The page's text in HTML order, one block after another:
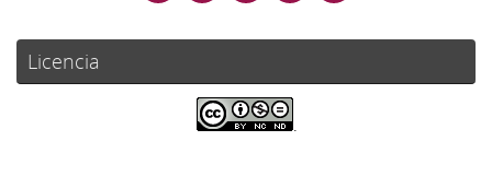
Licencia
.